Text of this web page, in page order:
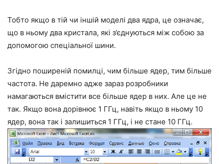
Тобто якщо в тій чи іншій моделі два ядра, це означає,
що в ньому два кристала, які з’єднуються між собою за
допомогою спеціальної шини.
Згідно поширеній помилці, чим більше ядер, тим більше
частота. Не даремно адже зараз розробники
намагаються вмістити все більше ядер в них. Але це не
так. Якщо вона дорівнює 1 ГГц, навіть якщо в ньому 10
ядер, вона так і залишиться 1 ГГц, і не стане 10 ГГц.